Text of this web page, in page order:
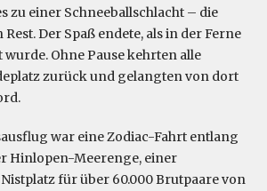
zu einer Schneeballschlacht – die
Der Spaß endete, als in der Ferne
wurde. Ohne Pause kehrten alle
zurück und gelangten von dort
war eine Zodiac-Fahrt entlang
Hinlopen-Meerenge, einer
für über 60.000 Brutpaare von